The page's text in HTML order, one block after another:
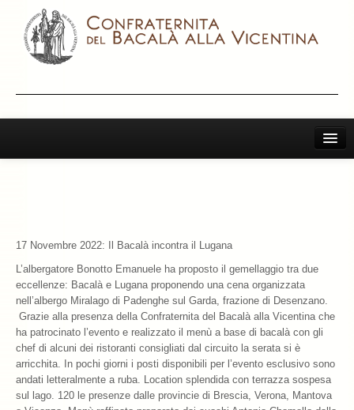
Storia e Leggenda
La Confraternita
Archivio 2019
Archivio 2018
17 Novembre 2022: Il Bacalà incontra il Lugana
L’albergatore Bonotto Emanuele ha proposto il gemellaggio tra due
eccellenze: Bacalà e Lugana proponendo una cena organizzata
nell’albergo Miralago di Padenghe sul Garda, frazione di Desenzano.
Grazie alla presenza della Confraternita del Bacalà alla Vicentina che
ha patrocinato l’evento e realizzato il menù a base di bacalà con gli
chef di alcuni dei ristoranti consigliati dal circuito la serata si è
arricchita. In pochi giorni i posti disponibili per l’evento esclusivo sono
andati letteralmente a ruba. Location splendida con terrazza sospesa
sul lago. 120 le presenze dalle provincie di Brescia, Verona, Mantova